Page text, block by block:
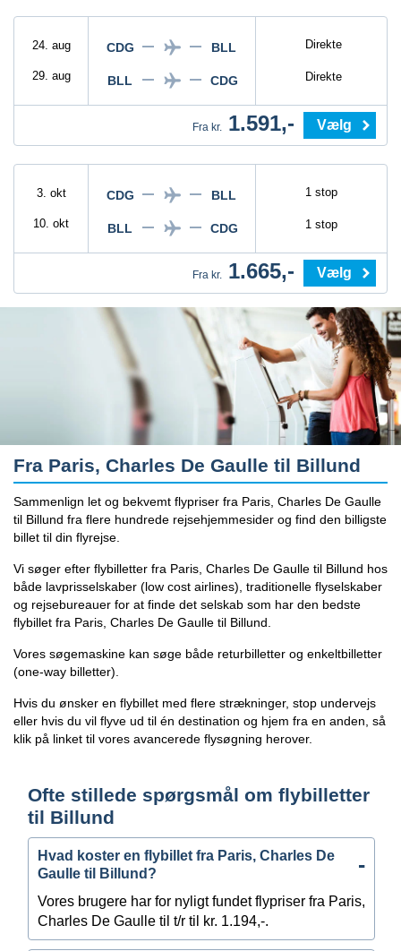
24. aug
29. aug
CDG BLL
BLL CDG
Direkte
Direkte
Fra kr. 1.591,- Vælg
3. okt
10. okt
CDG BLL
BLL CDG
1 stop
1 stop
Fra kr. 1.665,- Vælg
Fra Paris, Charles De Gaulle til Billund
Sammenlign let og bekvemt flypriser fra Paris, Charles De Gaulle
til Billund fra flere hundrede rejsehjemmesider og find den billigste
billet til din flyrejse.
Vi søger efter flybilletter fra Paris, Charles De Gaulle til Billund hos
både lavprisselskaber (low cost airlines), traditionelle flyselskaber
og rejsebureauer for at finde det selskab som har den bedste
flybillet fra Paris, Charles De Gaulle til Billund.
Vores søgemaskine kan søge både returbilletter og enkeltbilletter
(one-way billetter).
Hvis du ønsker en flybillet med flere strækninger, stop undervejs
eller hvis du vil flyve ud til én destination og hjem fra en anden, så
klik på linket til vores avancerede flysøgning herover.
Ofte stillede spørgsmål om flybilletter
til Billund
Hvad koster en flybillet fra Paris, Charles De
Gaulle til Billund?
Vores brugere har for nyligt fundet flypriser fra Paris,
Charles De Gaulle til t/r til kr. 1.194,-.